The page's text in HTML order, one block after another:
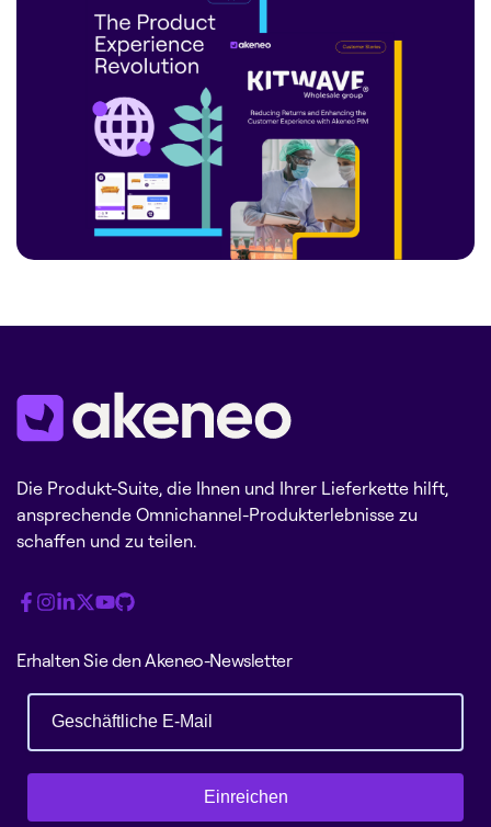
Die Produkt-Suite, die Ihnen und Ihrer Lieferkette hilft,
ansprechende Omnichannel-Produkterlebnisse zu
schaffen und zu teilen.
Erhalten Sie den Akeneo-Newsletter
Einreichen